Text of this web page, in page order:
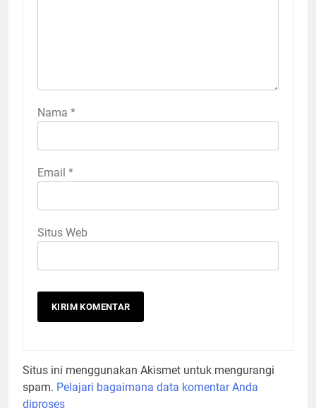
Nama *
Email *
Situs Web
Situs ini menggunakan Akismet untuk mengurangi
spam. Pelajari bagaimana data komentar Anda
diproses